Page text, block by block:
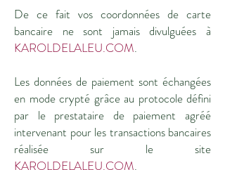
De ce fait vos coordonnées de carte
bancaire ne sont jamais divulguées à
KAROLDELALEU.COM.
Les données de paiement sont échangées
en mode crypté grâce au protocole défini
par le prestataire de paiement agréé
intervenant pour les transactions bancaires
réalisée sur le site
KAROLDELALEU.COM.